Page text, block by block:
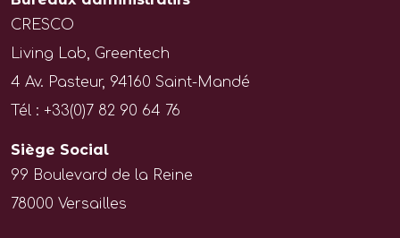
CRESCO
Living Lab, Greentech
4 Av. Pasteur, 94160 Saint-Mandé
Tél : +33(0)7 82 90 64 76
Siège Social
99 Boulevard de la Reine
78000 Versailles